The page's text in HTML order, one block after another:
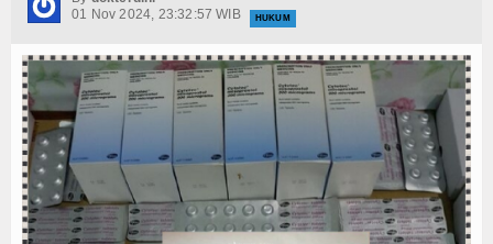
Koruptor
Ekonomi
Politik
Hukum
Tutorial
01 Nov 2024, 23:32:57 WIB
HUKUM